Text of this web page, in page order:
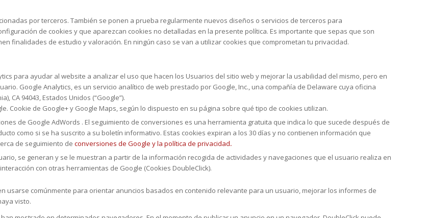
por terceros. También se ponen a prueba regularmente nuevos diseños o servicios de terceros para
de cookies y que aparezcan cookies no detalladas en la presente política. Es importante que sepas que son
finalidades de estudio y valoración. En ningún caso se van a utilizar cookies que comprometan tu privacidad.
para ayudar al website a analizar el uso que hacen los Usuarios del sitio web y mejorar la usabilidad del mismo, pero en
Google Analytics, es un servicio analítico de web prestado por Google, Inc., una compañía de Delaware cuya oficina
CA 94043, Estados Unidos (“Google”).
Cookie de Google+ y Google Maps, según lo dispuesto en su página sobre qué tipo de cookies utilizan.
de Google AdWords . El seguimiento de conversiones es una herramienta gratuita que indica lo que sucede después de
como si se ha suscrito a su boletín informativo. Estas cookies expiran a los 30 días y no contienen información que
de seguimiento de conversiones de Google y la política de privacidad.
se generan y se le muestran a partir de la información recogida de actividades y navegaciones que el usuario realiza en
con otras herramientas de Google (Cookies DoubleClick).
usarse comúnmente para orientar anuncios basados en contenido relevante para un usuario, mejorar los informes de
visto.